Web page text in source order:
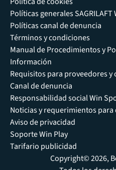
Políticas generales
Políticas canal de denuncia
Términos y condiciones
Manual de Procedimientos y
Información
Requisitos para proveedores y
Canal de denuncia
Responsabilidad social Win
Noticias y requerimientos
Aviso de privacidad
Soporte Win Play
Tarifario publicidad
Copyright© 2026,